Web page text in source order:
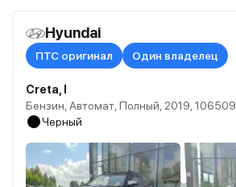
Hyundai
ПТС оригинал Один владелец
Creta, I
Бензин, Автомат, Полный, 2019, 106509
Черный